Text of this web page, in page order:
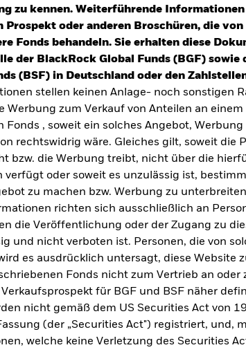
UMFRAGE ZUR
Realitätscheck
steht es um Ihre
Zu den Ergebnissen
zu kennen. Weiterführende Informationen
Prospekt oder anderen Broschüren, die von
Fonds behandeln. Sie erhalten diese
der BlackRock Global Funds (BGF) sowie
(BSF) in Deutschland oder den
stellen keinen Anlage- noch sonstigen
Werbung zum Verkauf von Anteilen an
Fonds , soweit ein solches Angebot, Werbung
rechtswidrig wäre. Gleiches gilt, soweit die
bzw. die Werbung treibt, nicht über die
verfügt oder soweit es unzulässig ist,
zu machen bzw. Werbung zu
richten sich ausschließlich an
die Veröffentlichung oder der Zugang zu
und nicht verboten ist. Personen, die von
es ausdrücklich untersagt, diese Website
Fonds nicht zum Vertrieb an oder
für BGF und BSF näher
nicht gemäß dem US Securities Act von
(der „Securities Act") registriert, und,
welche keine Verletzung des Securities